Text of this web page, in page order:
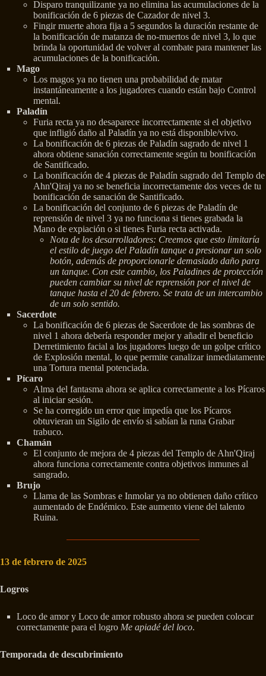
Disparo tranquilizante ya no elimina las acumulaciones de la
bonificación de 6 piezas de Cazador de nivel 3.
Fingir muerte ahora fija a 5 segundos la duración restante de
la bonificación de matanza de no-muertos de nivel 3, lo que
brinda la oportunidad de volver al combate para mantener las
acumulaciones de la bonificación.
Mago
Los magos ya no tienen una probabilidad de matar
instantáneamente a los jugadores cuando están bajo Control
mental.
Paladín
Furia recta ya no desaparece incorrectamente si el objetivo
que infligió daño al Paladín ya no está disponible/vivo.
La bonificación de 6 piezas de Paladín sagrado de nivel 1
ahora obtiene sanación correctamente según tu bonificación
de Santificado.
La bonificación de 4 piezas de Paladín sagrado del Templo de
Ahn'Qiraj ya no se beneficia incorrectamente dos veces de tu
bonificación de sanación de Santificado.
La bonificación del conjunto de 6 piezas de Paladín de
reprensión de nivel 3 ya no funciona si tienes grabada la
Mano de expiación o si tienes Furia recta activada.
Nota de los desarrolladores: Creemos que esto limitaría
el estilo de juego del Paladín tanque a presionar un solo
botón, además de proporcionarle demasiado daño para
un tanque. Con este cambio, los Paladines de protección
pueden cambiar su nivel de reprensión por el nivel de
tanque hasta el 20 de febrero. Se trata de un intercambio
de un solo sentido.
Sacerdote
La bonificación de 6 piezas de Sacerdote de las sombras de
nivel 1 ahora debería responder mejor y añadir el beneficio
Derretimiento facial a los jugadores luego de un golpe crítico
de Explosión mental, lo que permite canalizar inmediatamente
una Tortura mental potenciada.
Pícaro
Alma del fantasma ahora se aplica correctamente a los Pícaros
al iniciar sesión.
Se ha corregido un error que impedía que los Pícaros
obtuvieran un Sigilo de envío si sabían la runa Grabar
trabuco.
Chamán
El conjunto de mejora de 4 piezas del Templo de Ahn'Qiraj
ahora funciona correctamente contra objetivos inmunes al
sangrado.
Brujo
Llama de las Sombras e Inmolar ya no obtienen daño crítico
aumentado de Endémico. Este aumento viene del talento
Ruina.
13 de febrero de 2025
Logros
Loco de amor y Loco de amor robusto ahora se pueden colocar
correctamente para el logro Me apiadé del loco.
Temporada de descubrimiento